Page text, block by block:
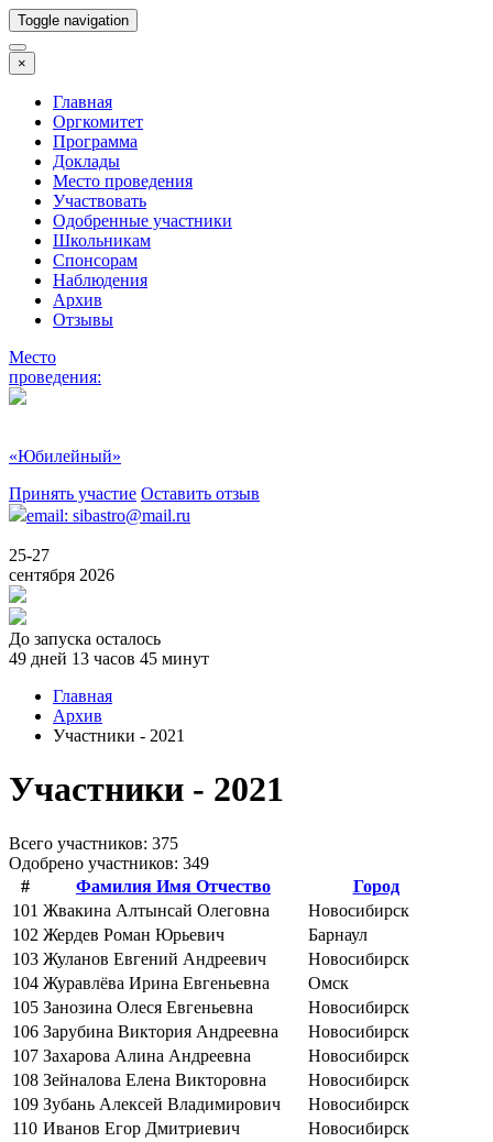
Toggle navigation
×
Главная
Оргкомитет
Программа
Доклады
Место проведения
Участвовать
Одобренные участники
Школьникам
Спонсорам
Наблюдения
Архив
Отзывы
Место
проведения:
«Юбилейный»
Принять участие Оставить отзыв
email: sibastro@mail.ru
25-27
сентября 2026
До запуска осталось
49 дней 13 часов 45 минут
Главная
Архив
Участники - 2021
Участники - 2021
Всего учаcтников: 375
Одобрено участников: 349
#
Фамилия Имя Отчество
Город
101 Жвакина Алтынсай Олеговна
Новосибирск
102 Жердев Роман Юрьевич
Барнаул
103 Жуланов Евгений Андреевич
Новосибирск
104 Журавлёва Ирина Евгеньевна
Омск
105 Занозина Олеся Евгеньевна
Новосибирск
106 Зарубина Виктория Андреевна
Новосибирск
107 Захарова Алина Андреевна
Новосибирск
108 Зейналова Елена Викторовна
Новосибирск
109 Зубань Алексей Владимирович
Новосибирск
110 Иванов Егор Дмитриевич
Новосибирск